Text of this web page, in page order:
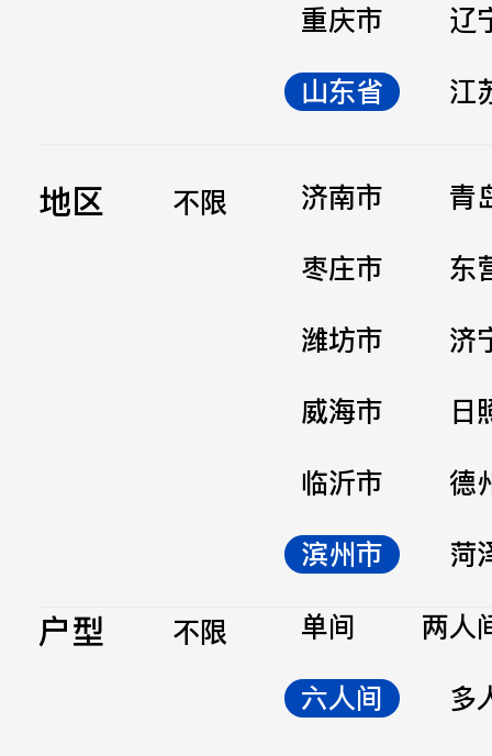
重庆市
辽
山东省
江
地区 不限 济南市
青
枣庄市
东
潍坊市
济
威海市
日
临沂市
德
滨州市
菏
户型 不限 单间
两人
六人间
多